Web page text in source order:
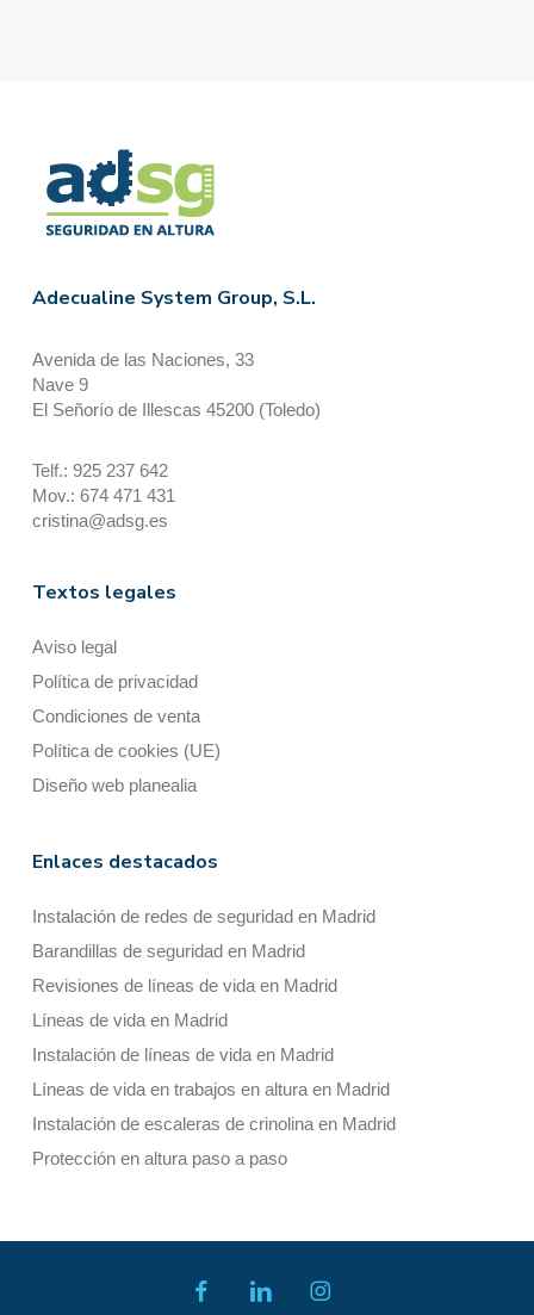
Adecualine System Group, S.L.
Avenida de las Naciones, 33
Nave 9
El Señorío de Illescas 45200 (Toledo)
Telf.: 925 237 642
Mov.: 674 471 431
cristina@adsg.es
Textos legales
Aviso legal
Política de privacidad
Condiciones de venta
Política de cookies (UE)
Diseño web planealia
Enlaces destacados
Instalación de redes de seguridad en Madrid
Barandillas de seguridad en Madrid
Revisiones de líneas de vida en Madrid
Líneas de vida en Madrid
Instalación de líneas de vida en Madrid
Líneas de vida en trabajos en altura en Madrid
Instalación de escaleras de crinolina en Madrid
Protección en altura paso a paso
facebooklinkedin instagram